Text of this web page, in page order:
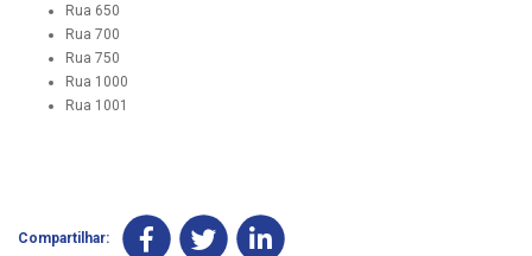
Rua 650
Rua 700
Rua 750
Rua 1000
Rua 1001
Compartilhar: